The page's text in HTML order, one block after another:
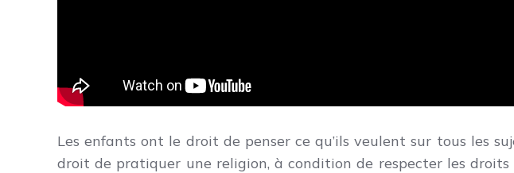
Les enfants ont le droit de penser ce qu’ils veulent sur tous les
droit de pratiquer une religion, à condition de respecter les